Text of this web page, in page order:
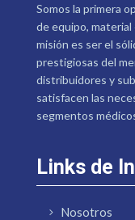
Somos la primera
de equipo,
misión es ser el
prestigiosas del
distribuidores y
satisfacen las
segmentos
Links de
Nosotros